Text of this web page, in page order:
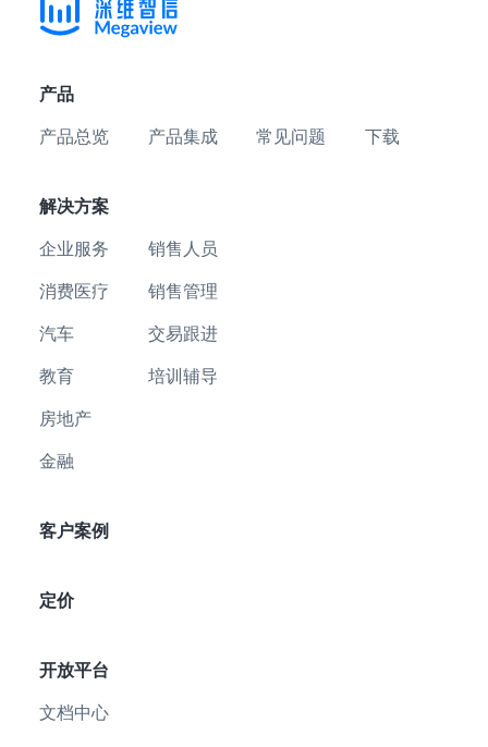
产品
产品总览 产品集成 常见问题 下载
解决方案
企业服务
消费医疗
汽车
教育
房地产
金融
销售人员
销售管理
交易跟进
培训辅导
客户案例
定价
开放平台
文档中心